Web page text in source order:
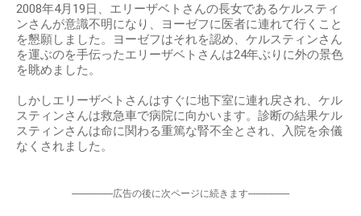
2008年4月19日、エリーザベトさんの長女であるケルスティ
ンさんが意識不明になり、ヨーゼフに医者に連れて行くこと
を懇願しました。ヨーゼフはそれを認め、ケルスティンさん
を運ぶのを手伝ったエリーザベトさんは24年ぶりに外の景色
を眺めました。
しかしエリーザベトさんはすぐに地下室に連れ戻され、ケル
スティンさんは救急車で病院に向かいます。診断の結果ケル
スティンさんは命に関わる重篤な腎不全とされ、入院を余儀
なくされました。
-----------------広告の後に次ページに続きます-----------------